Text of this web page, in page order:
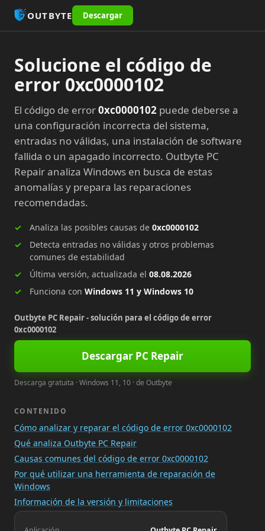
OUTBYTE Descargar
Solucione el código de
error 0xc0000102
El código de error0xc0000102 puede deberse a
una configuración incorrecta del sistema,
entradas no válidas, una instalación de software
fallida o un apagado incorrecto. Outbyte PC
Repair analiza Windows en busca de estas
anomalías y prepara las reparaciones
recomendadas.
Analiza las posibles causas de 0xc0000102
Detecta entradas no válidas y otros problemas
comunes de estabilidad
Última versión, actualizada el 08.08.2026
Funciona con Windows 11 y Windows 10
Outbyte PC Repair - solución para el código de error
0xc0000102
Descargar PC Repair
Descarga gratuita · Windows 11, 10 · de Outbyte
CONTENIDO
Cómo analizar y reparar el código de error 0xc0000102
Qué analiza Outbyte PC Repair
Causas comunes del código de error 0xc0000102
Por qué utilizar una herramienta de reparación de
Windows
Información de la versión y limitaciones